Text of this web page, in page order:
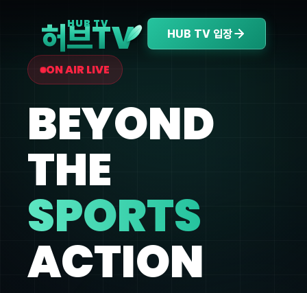
HUB TV
허브TV HUB TV 입장
ON AIR LIVE
BEYOND
THE
SPORTS
ACTION